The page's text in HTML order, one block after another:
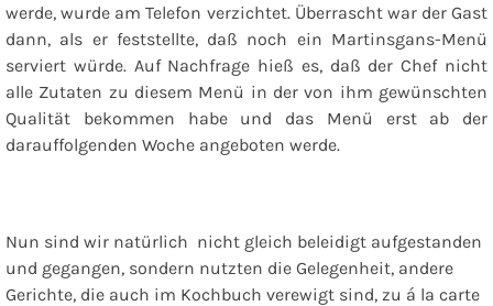
werde, wurde am Telefon verzichtet. Überrascht war der Gast
dann, als er feststellte, daß noch ein Martinsgans-Menü
serviert würde. Auf Nachfrage hieß es, daß der Chef nicht
alle Zutaten zu diesem Menü in der von ihm gewünschten
Qualität bekommen habe und das Menü erst ab der
darauffolgenden Woche angeboten werde.
Nun sind wir natürlich nicht gleich beleidigt aufgestanden
und gegangen, sondern nutzten die Gelegenheit, andere
Gerichte, die auch im Kochbuch verewigt sind, zu á la carte